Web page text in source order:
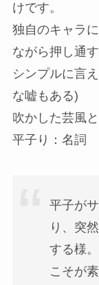
けです。
独自のキャラ
ながら押し通
シンプルに言え
な嘘もある)
吹かした芸風
平子り：名詞
平子が
り、突
する様
こそが